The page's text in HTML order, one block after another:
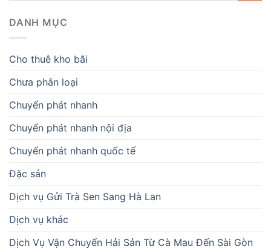
DANH MỤC
Cho thuê kho bãi
Chưa phân loại
Chuyển phát nhanh
Chuyển phát nhanh nội địa
Chuyển phát nhanh quốc tế
Đặc sản
Dịch vụ Gửi Trà Sen Sang Hà Lan
Dịch vụ khác
Dịch Vụ Vận Chuyển Hải Sản Từ Cà Mau Đến Sài Gòn